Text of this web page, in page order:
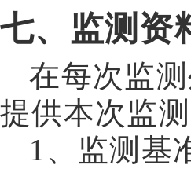
七、监测资
在每次监
提供本次监
1 、监测基